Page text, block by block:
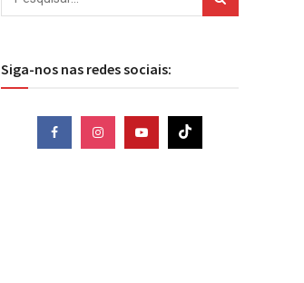
Siga-nos nas redes sociais: